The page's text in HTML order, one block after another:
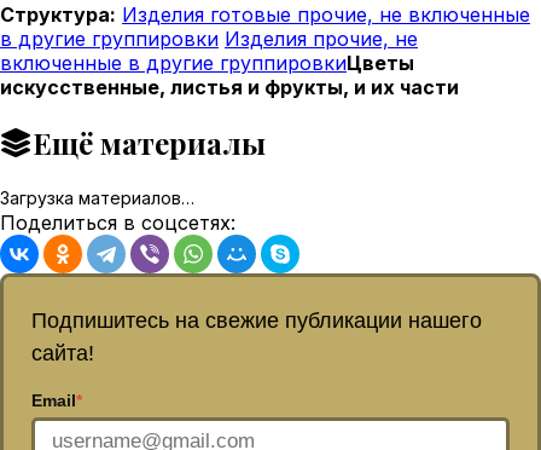
Структура: Изделия готовые прочие, не включенные
в другие группировки Изделия прочие, не
включенные в другие группировкиЦветы
искусственные, листья и фрукты, и их части
Ещё материалы
Загрузка материалов…
Поделиться в соцсетях:
Подпишитесь на свежие публикации нашего
сайта!
Email*